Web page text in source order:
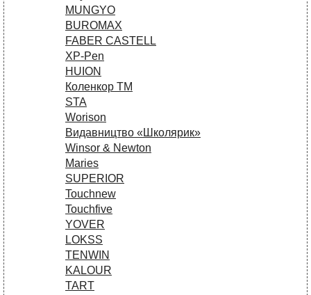
MUNGYO
BUROMAX
FABER CASTELL
XP-Pen
HUION
Коленкор ТМ
STA
Worison
Видавництво «Школярик»
Winsor & Newton
Maries
SUPERIOR
Touchnew
Touchfive
YOVER
LOKSS
TENWIN
KALOUR
TART